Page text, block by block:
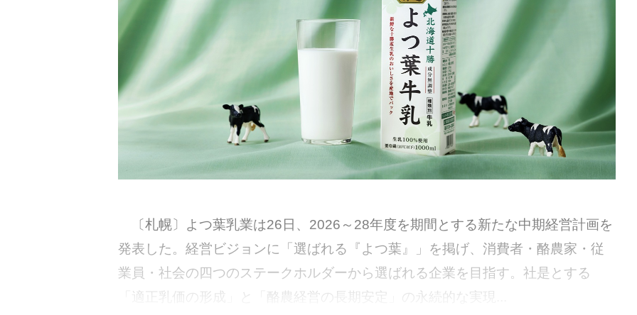
〔札幌〕よつ葉乳業は26日、2026～28年度を期間とする新たな中期経営計画を
発表した。経営ビジョンに「選ばれる『よつ葉』」を掲げ、消費者・酪農家・従
業員・社会の四つのステークホルダーから選ばれる企業を目指す。社是とする
「適正乳価の形成」と「酪農経営の長期安定」の永続的な実現...